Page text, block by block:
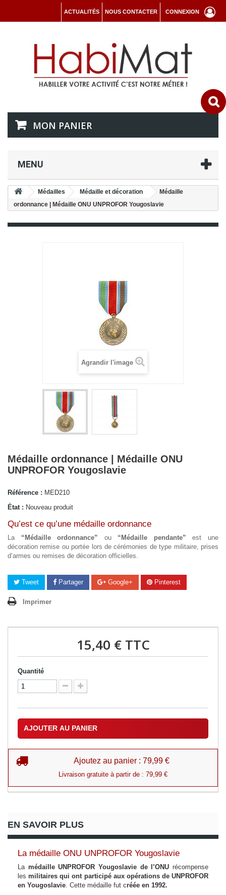
CONNEXION
NOUS CONTACTER
ACTUALITÉS
MON PANIER
MENU
Médailles Médaille et décoration
Médaille
ordonnance | Médaille ONU UNPROFOR Yougoslavie
Agrandir l'image
Médaille ordonnance | Médaille ONU
UNPROFOR Yougoslavie
Référence : MED210
État : Nouveau produit
Qu’est ce qu’une médaille ordonnance
La “Médaille ordonnance” ou “Médaille pendante” est une
décoration remise ou portée lors de cérémonies de type militaire, prises
d’armes ou remises de décoration officielles.
Tweet Partager Google+ Pinterest
Imprimer
15,40 €TTC
Quantité
AJOUTER AU PANIER
Ajoutez au panier : 79,99 €
Livraison gratuite à partir de : 79,99 €
EN SAVOIR PLUS
La médaille ONU UNPROFOR Yougoslavie
La médaille UNPROFOR Yougoslavie de l’ONU récompense
lesmilitaires qui ont participé aux opérations de UNPROFOR
en Yougoslavie. Cette médaille fut créée en 1992.